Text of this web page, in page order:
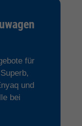
für
und
bei